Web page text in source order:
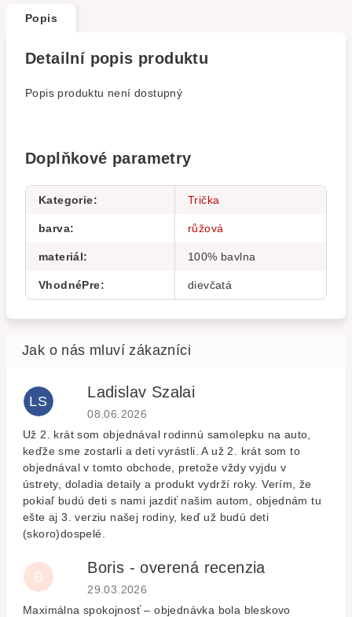
Popis
Detailní popis produktu
Popis produktu není dostupný
Doplňkové parametry
Kategorie: Trička
barva: růžová
materiál: 100% bavlna
VhodnéPre: dievčatá
LS
Ladislav Szalai
Hodnocení obchodu je 5 z 5 hvězdiček.
08.06.2026
Už 2. krát som objednával rodinnú samolepku na auto,
keďže sme zostarli a deti vyrástli. A už 2. krát som to
objednával v tomto obchode, pretože vždy vyjdu v
ústrety, doladia detaily a produkt vydrží roky. Verím, že
pokiaľ budú deti s nami jazdiť našim autom, objednám tu
ešte aj 3. verziu našej rodiny, keď už budú deti
(skoro)dospelé.
B
Boris - overená recenzia
Hodnocení obchodu je 5 z 5 hvězdiček.
29.03.2026
Maximálna spokojnosť – objednávka bola bleskovo